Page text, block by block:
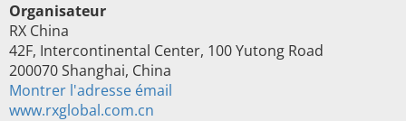
Organisateur
RX China
42F, Intercontinental Center, 100 Yutong Road
200070 Shanghai, China
Montrer l'adresse émail
www.rxglobal.com.cn